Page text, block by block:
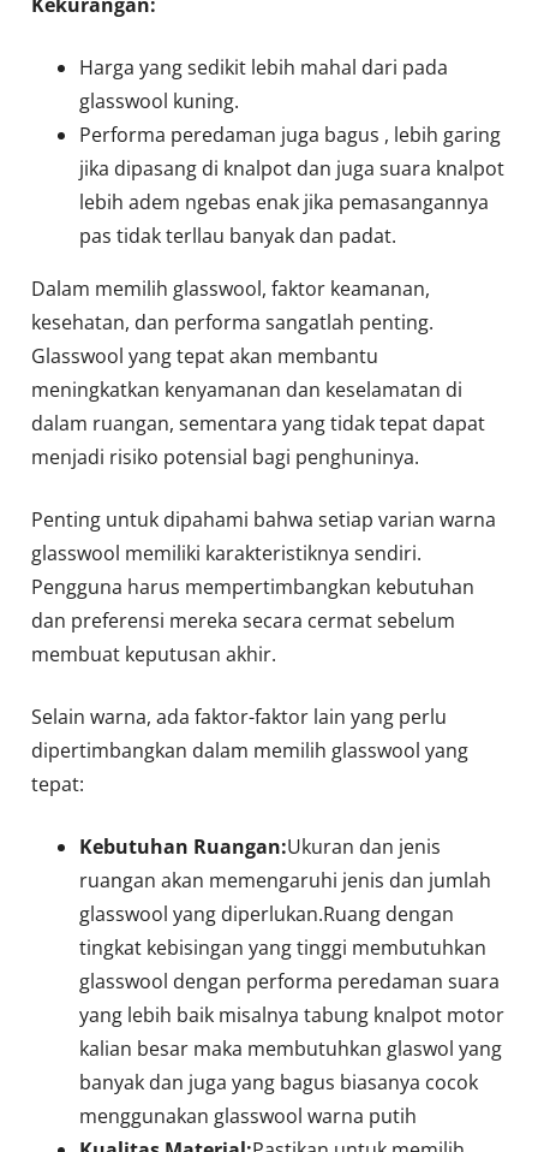
Harga yang sedikit lebih mahal dari pada
glasswool kuning.
Performa peredaman juga bagus , lebih garing
jika dipasang di knalpot dan juga suara knalpot
lebih adem ngebas enak jika pemasangannya
pas tidak terllau banyak dan padat.
Dalam memilih glasswool, faktor keamanan,
kesehatan, dan performa sangatlah penting.
Glasswool yang tepat akan membantu
meningkatkan kenyamanan dan keselamatan di
dalam ruangan, sementara yang tidak tepat dapat
menjadi risiko potensial bagi penghuninya.
Penting untuk dipahami bahwa setiap varian warna
glasswool memiliki karakteristiknya sendiri.
Pengguna harus mempertimbangkan kebutuhan
dan preferensi mereka secara cermat sebelum
membuat keputusan akhir.
Selain warna, ada faktor-faktor lain yang perlu
dipertimbangkan dalam memilih glasswool yang
tepat:
Kebutuhan Ruangan:Ukuran dan jenis
ruangan akan memengaruhi jenis dan jumlah
glasswool yang diperlukan.Ruang dengan
tingkat kebisingan yang tinggi membutuhkan
glasswool dengan performa peredaman suara
yang lebih baik misalnya tabung knalpot motor
kalian besar maka membutuhkan glaswol yang
banyak dan juga yang bagus biasanya cocok
menggunakan glasswool warna putih